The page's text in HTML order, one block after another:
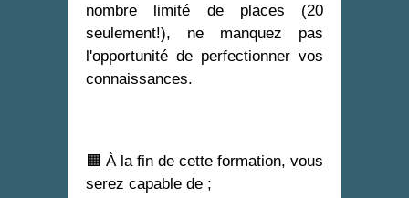
nombre limité de places (20
seulement!), ne manquez pas
l'opportunité de perfectionner vos
connaissances.
🟧 À la fin de cette formation, vous
serez capable de ;